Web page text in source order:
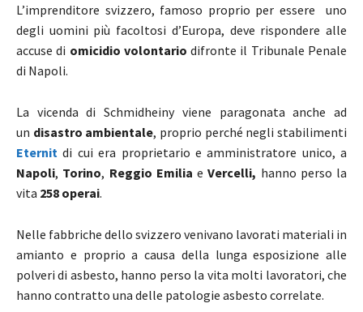
L’imprenditore svizzero, famoso proprio per essere uno
degli uomini più facoltosi d’Europa, deve rispondere alle
accuse di omicidio volontariodifronte il Tribunale Penale
di Napoli.
La vicenda di Schmidheiny viene paragonata anche ad
un disastro ambientale, proprio perché negli stabilimenti
Eternit di cui era proprietario e amministratore unico, a
Napoli, Torino, Reggio Emilia eVercelli, hanno perso la
vita 258 operai.
Nelle fabbriche dello svizzero venivano lavorati materiali in
amianto e proprio a causa della lunga esposizione alle
polveri di asbesto, hanno perso la vita molti lavoratori, che
hanno contratto una delle patologie asbesto correlate.